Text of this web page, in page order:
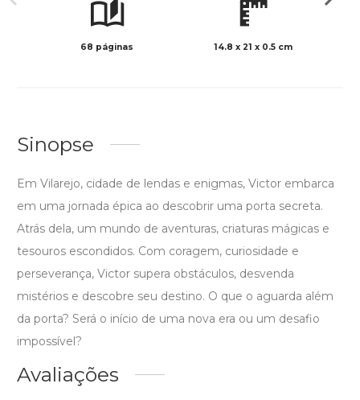
68 páginas 14.8 x 21 x 0.5 cm
Sinopse
Em Vilarejo, cidade de lendas e enigmas, Victor embarca
em uma jornada épica ao descobrir uma porta secreta.
Atrás dela, um mundo de aventuras, criaturas mágicas e
tesouros escondidos. Com coragem, curiosidade e
perseverança, Victor supera obstáculos, desvenda
mistérios e descobre seu destino. O que o aguarda além
da porta? Será o início de uma nova era ou um desafio
impossível?
Avaliações